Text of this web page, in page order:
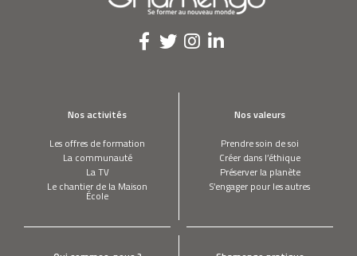
Nos activités
Les offres de formation
La communauté
La TV
Le chantier de la Maison
École
Nos valeurs
Prendre soin de soi
Créer dans l’éthique
Préserver la planète
S’engager pour les autres